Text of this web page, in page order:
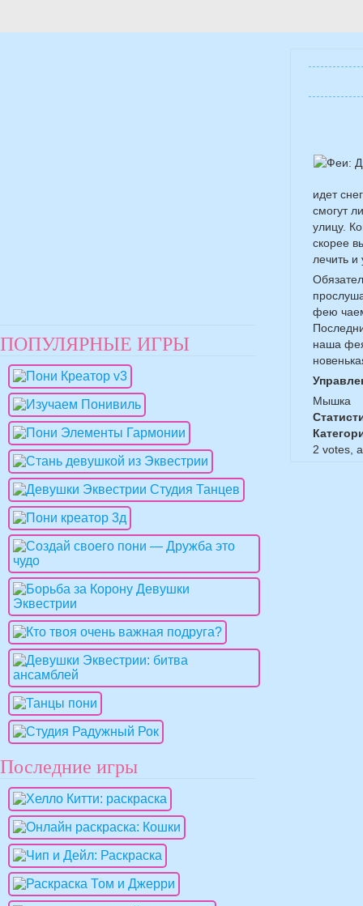
идет
смогут
улицу.
скорее
лечить
фею
наша
Мышка
2 votes,
ПОПУЛЯРНЫЕ ИГРЫ
Последние игры